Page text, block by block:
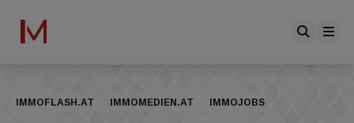
IMMOFLASH.AT IMMOMEDIEN.AT IMMOJOBS